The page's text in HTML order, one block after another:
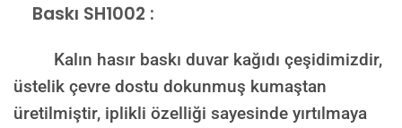
Baskı SH1002 :
Kalın hasır baskı duvar kağıdı çeşidimizdir,
üstelik çevre dostu dokunmuş kumaştan
üretilmiştir, iplikli özelliği sayesinde yırtılmaya